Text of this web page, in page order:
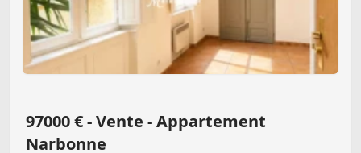
97000 € - Vente - Appartement
Narbonne